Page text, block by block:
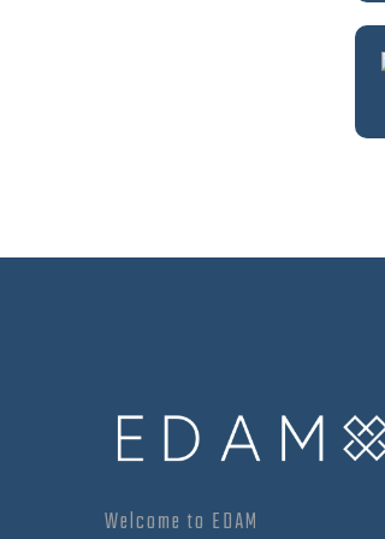
Welcome to EDAM